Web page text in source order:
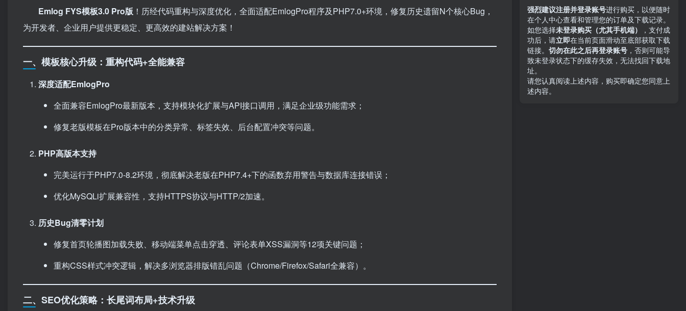
Emlog FYS模板3.0 Pro版 ！历经代码重构与深度优化，全面适配EmlogPro程序及PHP7.0+环境，修复历史遗留N个核心Bug，
为开发者、企业用户提供更稳定、更高效的建站解决方案！
一、模板核心升级：重构代码+全能兼容
深度适配EmlogPro
全面兼容EmlogPro最新版本，支持模块化扩展与API接口调用，满足企业级功能需求；
修复老版模板在Pro版本中的分类异常、标签失效、后台配置冲突等问题。
PHP高版本支持
完美运行于PHP7.0-8.2环境，彻底解决老版在PHP7.4+下的函数弃用警告与数据库连接错误；
优化MySQLi扩展兼容性，支持HTTPS协议与HTTP/2加速。
历史Bug清零计划
修复首页轮播图加载失败、移动端菜单点击穿透、评论表单XSS漏洞等12项关键问题；
重构CSS样式冲突逻辑，解决多浏览器排版错乱问题（Chrome/Firefox/Safari全兼容）。
二、SEO优化策略：长尾词布局+技术升级
强烈建议注册并登录账号进行购买，以便随时
在个人中心查看和管理您的订单及下载记录。
如您选择未登录购买（尤其手机端）
，支付成
功后，请立即在当前页面滑动至底部获取下载
链接。 切勿在此之后再登录账号 ，否则可能导
致未登录状态下的缓存失效，无法找回下载地
址。
请您认真阅读上述内容，购买即确定您同意上
述内容。